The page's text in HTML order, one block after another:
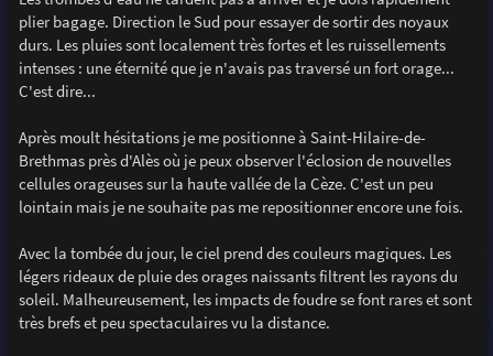
plier bagage. Direction le Sud pour essayer de sortir des noyaux
durs. Les pluies sont localement très fortes et les ruissellements
intenses : une éternité que je n'avais pas traversé un fort orage...
C'est dire...
Après moult hésitations je me positionne à Saint-Hilaire-de-
Brethmas près d'Alès où je peux observer l'éclosion de nouvelles
cellules orageuses sur la haute vallée de la Cèze. C'est un peu
lointain mais je ne souhaite pas me repositionner encore une fois.
Avec la tombée du jour, le ciel prend des couleurs magiques. Les
légers rideaux de pluie des orages naissants filtrent les rayons du
soleil. Malheureusement, les impacts de foudre se font rares et sont
très brefs et peu spectaculaires vu la distance.